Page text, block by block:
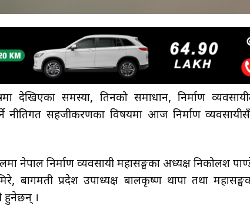
देखिएका समस्या, तिनको समाधान, निर्माण
नीतिगत सहजीकरणका विषयमा आज निर्माण
नेपाल निर्माण व्यवसायी महासङ्घका अध्यक्ष निकोलश
बागमती प्रदेश उपाध्यक्ष बालकृष्ण थापा तथा
हुनेछन् ।